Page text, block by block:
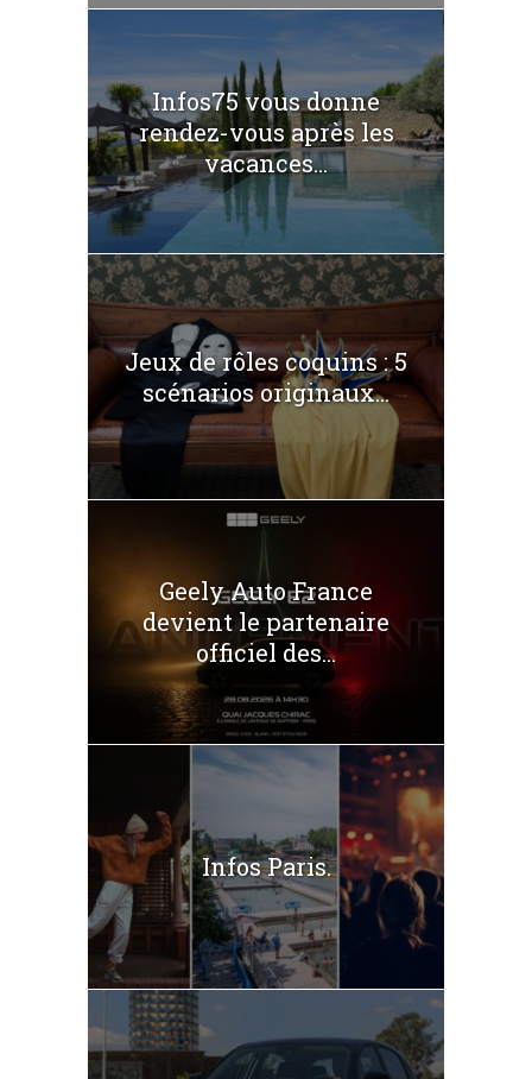
Infos75 vous donne
rendez-vous après les
vacances...
Jeux de rôles coquins : 5
scénarios originaux...
Geely Auto France
devient le partenaire
officiel des...
Infos Paris.